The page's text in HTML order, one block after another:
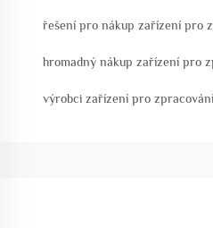
řešení pro nákup zařízení pro
hromadný nákup zařízení pro
výrobci zařízení pro